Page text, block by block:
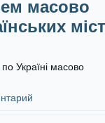
масово
Україні масово